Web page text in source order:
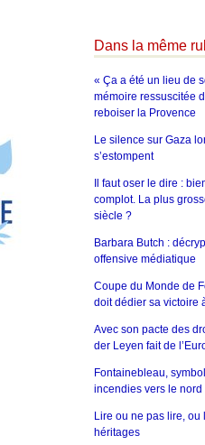
Dans la même
« Ça a été un lieu de
mémoire ressuscitée
reboiser la Provence
Le silence sur Gaza
s’estompent
Il faut oser le dire :
complot. La plus
siècle ?
Barbara Butch :
offensive médiatique
Coupe du Monde de
doit dédier sa victoire
Avec son pacte des
der Leyen fait de
Fontainebleau,
incendies vers le nord
Lire ou ne pas lire,
héritages